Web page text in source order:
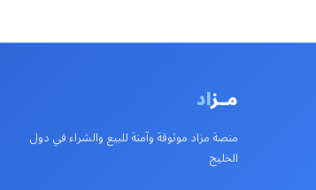
مـزاد
منصة مزاد موثوقة وآمنة للبيع والشراء في دول
الخليج